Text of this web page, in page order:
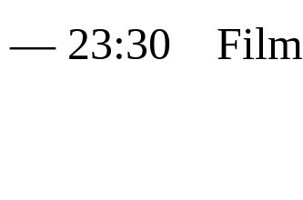
— 23:30 Film